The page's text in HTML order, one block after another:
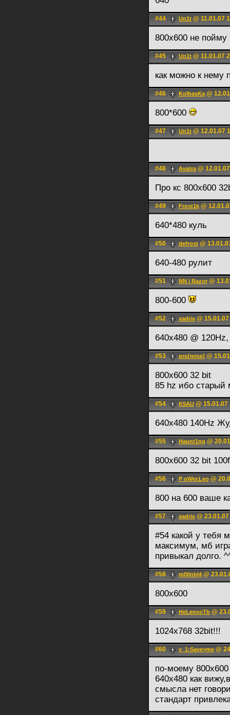
#44 Un1t @ 11.01.07
800х600 не
#45 Un1t @ 11.01.07
как можно к нему
#46 KolbasKa@
800*600
#47 Un1t @ 12.01.07
#48 Avatra@
Про кс 800x600
#49 Frost1k @
640*480 куль
#50 defrost @
640-480 рулит
#51 NN | Razor @
800-600
#52 xadrix @
640х480 @
#53 pro[mise] @
800х600 32 bit
85 hz ибо старый
#54 K5AU @ 15.01.07
640х480 140Hz
#55 Haunt1ng @
800x600 32 bit
#56 P oWer.Leo @
800 на 600 ваше
#57 xadrix @
#54 какой у тебя
максимум, мб
привыкал долго.
#58 m00nbI4 @
800x600
#59 HeLenocTb @
1024x768 32bit!!!
#60 v_1:Save>me @
по-моему
640х480 как
смысла нет
стандарт